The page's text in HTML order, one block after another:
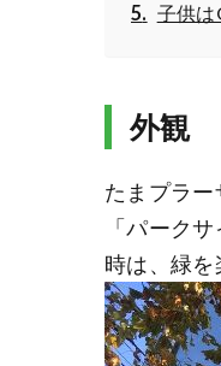
子供は
外観
たまプラー
「パーク
時は、緑を